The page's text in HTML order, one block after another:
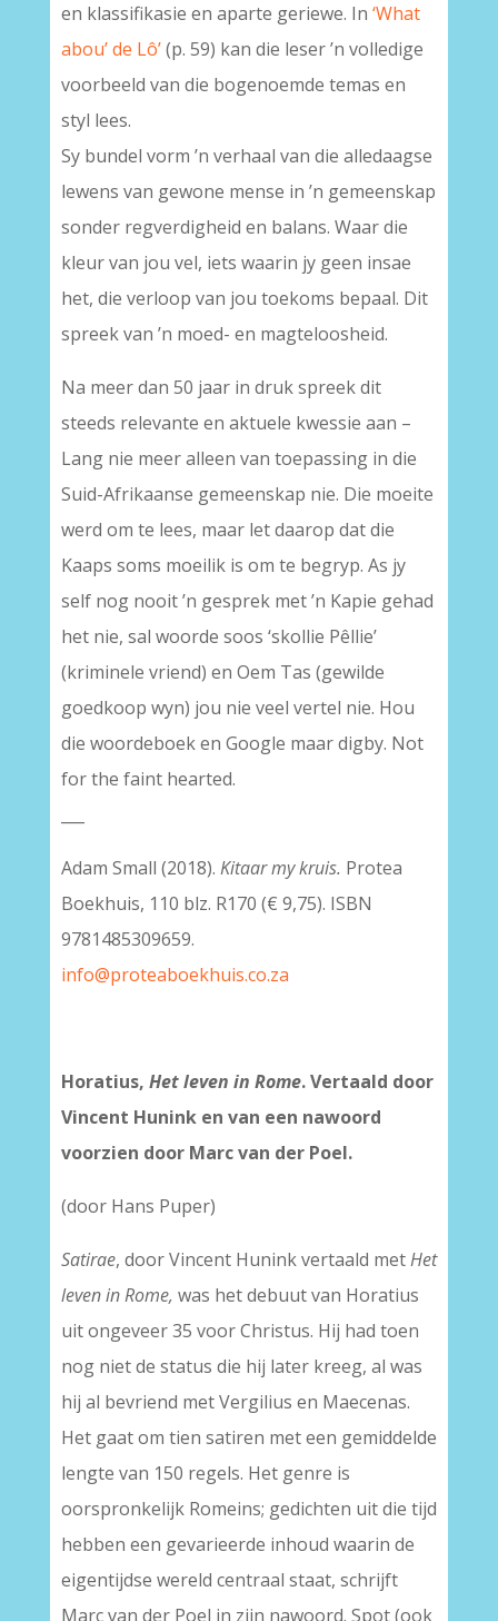
en klassifikasie en aparte geriewe. In ‘What
abou’ de Lô’(p. 59) kan die leser ’n volledige
voorbeeld van die bogenoemde temas en
styl lees.
Sy bundel vorm ’n verhaal van die alledaagse
lewens van gewone mense in ’n gemeenskap
sonder regverdigheid en balans. Waar die
kleur van jou vel, iets waarin jy geen insae
het, die verloop van jou toekoms bepaal. Dit
spreek van ’n moed- en magteloosheid.
Na meer dan 50 jaar in druk spreek dit
steeds relevante en aktuele kwessie aan –
Lang nie meer alleen van toepassing in die
Suid-Afrikaanse gemeenskap nie. Die moeite
werd om te lees, maar let daarop dat die
Kaaps soms moeilik is om te begryp. As jy
self nog nooit ’n gesprek met ’n Kapie gehad
het nie, sal woorde soos ‘skollie Pêllie’
(kriminele vriend) en Oem Tas (gewilde
goedkoop wyn) jou nie veel vertel nie. Hou
die woordeboek en Google maar digby. Not
for the faint hearted.
Adam Small (2018). Kitaar my kruis. Protea
Boekhuis, 110 blz. R170 (€ 9,75). ISBN
9781485309659.
info@proteaboekhuis.co.za
Horatius, Het leven in Rome. Vertaald door
Vincent Hunink en van een nawoord
voorzien door Marc van der Poel.
(door Hans Puper)
Satirae, door Vincent Hunink vertaald metHet
leven in Rome, was het debuut van Horatius
uit ongeveer 35 voor Christus. Hij had toen
nog niet de status die hij later kreeg, al was
hij al bevriend met Vergilius en Maecenas.
Het gaat om tien satiren met een gemiddelde
lengte van 150 regels. Het genre is
oorspronkelijk Romeins; gedichten uit die tijd
hebben een gevarieerde inhoud waarin de
eigentijdse wereld centraal staat, schrijft
Marc van der Poel in zijn nawoord. Spot (ook